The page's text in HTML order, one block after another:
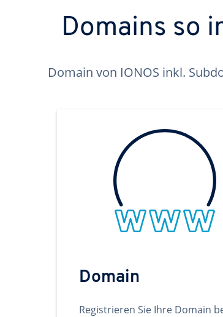
Domains so
Domain von IONOS inkl.
Domain
Registrieren Sie Ihre Domain